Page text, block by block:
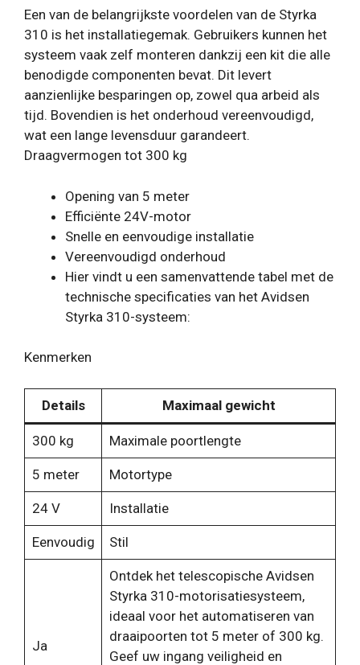
Een van de belangrijkste voordelen van de Styrka
310 is het installatiegemak. Gebruikers kunnen het
systeem vaak zelf monteren dankzij een kit die alle
benodigde componenten bevat. Dit levert
aanzienlijke besparingen op, zowel qua arbeid als
tijd. Bovendien is het onderhoud vereenvoudigd,
wat een lange levensduur garandeert.
Draagvermogen tot 300 kg
Opening van 5 meter
Efficiënte 24V-motor
Snelle en eenvoudige installatie
Vereenvoudigd onderhoud
Hier vindt u een samenvattende tabel met de
technische specificaties van het Avidsen
Styrka 310-systeem:
Kenmerken
Details Maximaal gewicht
300 kg Maximale poortlengte
5 meter Motortype
24 V Installatie
Eenvoudig Stil
Ja
Ontdek het telescopische Avidsen
Styrka 310-motorisatiesysteem,
ideaal voor het automatiseren van
draaipoorten tot 5 meter of 300 kg.
Geef uw ingang veiligheid en